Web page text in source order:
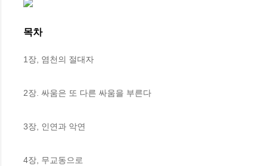
목차
1장, 염천의 절대자
2장. 싸움은 또 다른 싸움을 부른다
3장, 인연과 악연
4장, 무교동으로